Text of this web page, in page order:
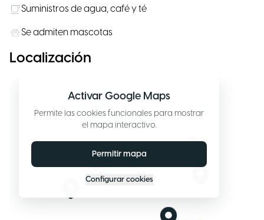
Suministros de agua, café y té
Se admiten mascotas
Localización
Activar Google Maps
Permite las cookies funcionales para mostrar
el mapa interactivo.
Permitir mapa
Configurar cookies